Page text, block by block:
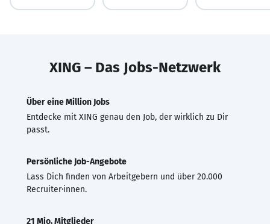
XING – Das Jobs-Netzwerk
Über eine Million Jobs
Entdecke mit XING genau den Job, der wirklich zu Dir
passt.
Persönliche Job-Angebote
Lass Dich finden von Arbeitgebern und über 20.000
Recruiter·innen.
21 Mio. Mitglieder